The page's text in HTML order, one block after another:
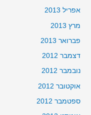
אפריל 2013
מרץ 2013
פברואר 2013
דצמבר 2012
נובמבר 2012
אוקטובר 2012
ספטמבר 2012